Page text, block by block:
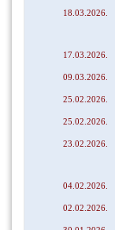
18.03.2026.
17.03.2026.
09.03.2026.
25.02.2026.
25.02.2026.
23.02.2026.
04.02.2026.
02.02.2026.